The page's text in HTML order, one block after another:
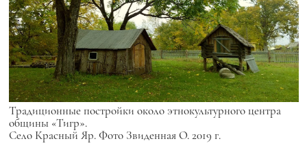
Традиционные постройки около этнокультурного центра
общины «Тигр».
Село Красный Яр. Фото Звиденная О. 2019 г.